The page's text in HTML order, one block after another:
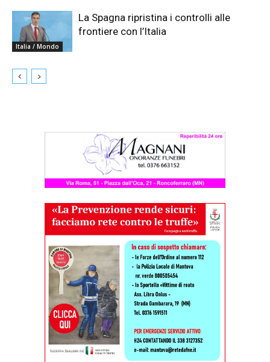
Italia / Mondo
La Spagna ripristina i controlli alle
frontiere con l’Italia